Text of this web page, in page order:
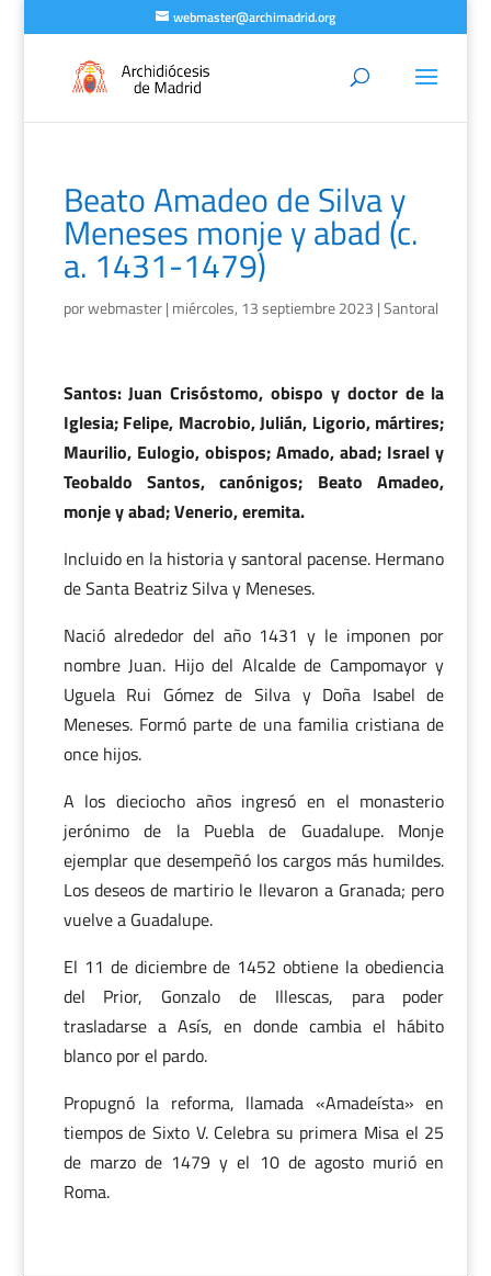
webmaster@archimadrid.org
Beato Amadeo de Silva y
Meneses monje y abad (c.
a. 1431-1479)
porwebmaster| miércoles, 13 septiembre 2023 |Santoral
Santos: Juan Crisóstomo, obispo y doctor de la
Iglesia; Felipe, Macrobio, Julián, Ligorio, mártires;
Maurilio, Eulogio, obispos; Amado, abad; Israel y
Teobaldo Santos, canónigos; Beato Amadeo,
monje y abad; Venerio, eremita.
Incluido en la historia y santoral pacense. Hermano
de Santa Beatriz Silva y Meneses.
Nació alrededor del año 1431 y le imponen por
nombre Juan. Hijo del Alcalde de Campomayor y
Uguela Rui Gómez de Silva y Doña Isabel de
Meneses. Formó parte de una familia cristiana de
once hijos.
A los dieciocho años ingresó en el monasterio
jerónimo de la Puebla de Guadalupe. Monje
ejemplar que desempeñó los cargos más humildes.
Los deseos de martirio le llevaron a Granada; pero
vuelve a Guadalupe.
El 11 de diciembre de 1452 obtiene la obediencia
del Prior, Gonzalo de Illescas, para poder
trasladarse a Asís, en donde cambia el hábito
blanco por el pardo.
Propugnó la reforma, llamada «Amadeísta» en
tiempos de Sixto V. Celebra su primera Misa el 25
de marzo de 1479 y el 10 de agosto murió en
Roma.